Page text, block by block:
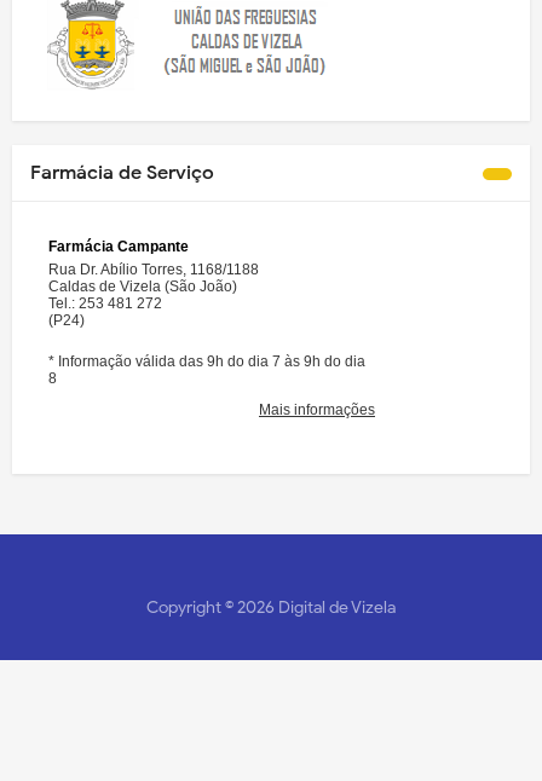
Farmácia de Serviço
Copyright ©2026 Digital de Vizela